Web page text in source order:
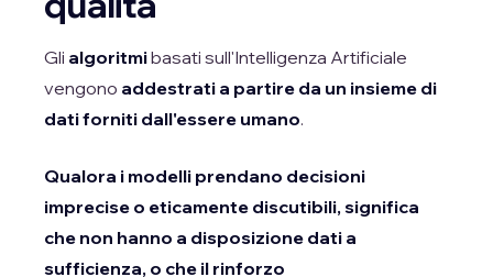
Gli algoritmibasati sull'Intelligenza Artificiale
vengono addestrati a partire da un insieme di
dati forniti dall'essere umano.
Qualora i modelli prendano decisioni
imprecise o eticamente discutibili, significa
che non hanno a disposizione dati a
sufficienza, o che il rinforzo